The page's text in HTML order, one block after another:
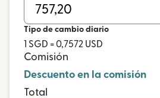
Tipo de cambio diario
1 SGD = 0,7572 USD
Comisión
Descuento en la comisión
Total